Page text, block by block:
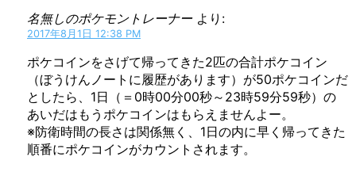
名無しのポケモントレーナー より:
2017年8月1日 12:38 PM
ポケコインをさげて帰ってきた2匹の合計ポケコイン
（ぼうけんノートに履歴があります）が50ポケコインだ
としたら、1日（＝0時00分00秒～23時59分59秒）の
あいだはもうポケコインはもらえませんよー。
※防衛時間の長さは関係無く、1日の内に早く帰ってきた
順番にポケコインがカウントされます。